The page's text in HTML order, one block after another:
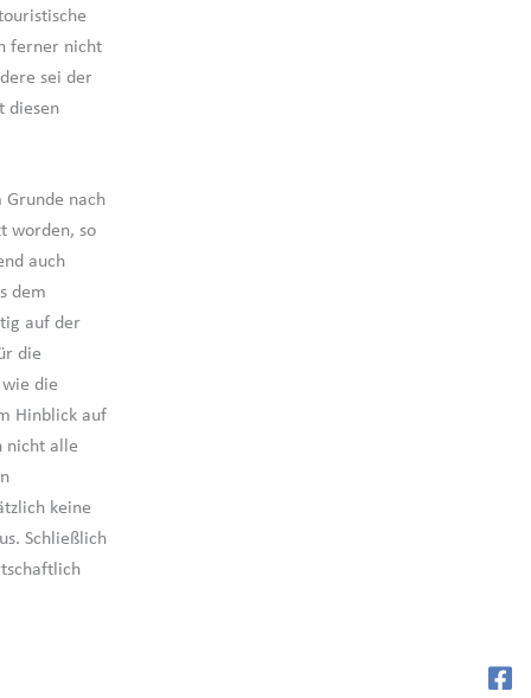
ferner nicht
sei der
diesen
nach
worden, so
auch
dem
auf der
die
die
Hinblick auf
nicht alle
keine
Schließlich